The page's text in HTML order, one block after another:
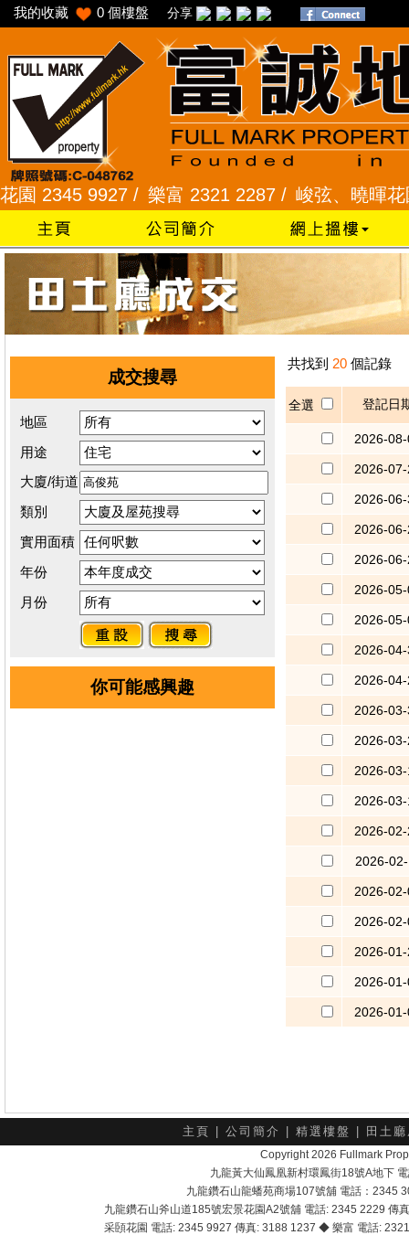
我的收藏 0 個樓盤 分享
2345 9927 /樂富 2321 2287 /峻弦、曉暉花園
成交搜尋
地區
用途
大廈/街道
類別
實用面積
年份
月份
你可能感興趣
共找到 20 個記錄
全選 登記日
2026-
2026-
2026-
2026-
2026-
2026-
2026-
2026-
2026-
2026-
2026-
2026-
2026-
2026-
2026-
2026-
2026-
2026-
2026-
2026-
主頁 公司簡介 精選樓盤 田土
Copyright 2026 Fullmark
九龍黃大仙鳳凰新村環鳳街18號A地下
九龍鑽石山龍蟠苑商場107號舖 電話：2345
九龍鑽石山斧山道185號宏景花園A2號舖 電話: 2345 2229
采頣花園 電話: 2345 9927 傳真: 3188 1237 ◆ 樂富 電話: